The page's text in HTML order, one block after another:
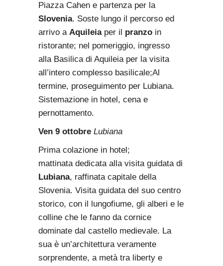
Piazza Cahen e partenza per la
Slovenia. Soste lungo il percorso ed
arrivo a Aquileia per il pranzo in
ristorante; nel pomeriggio, ingresso
alla Basilica di Aquileia per la visita
all’intero complesso basilicale;Al
termine, proseguimento per Lubiana.
Sistemazione in hotel, cena e
pernottamento.
Ven 9 ottobre Lubiana
Prima colazione in hotel;
mattinata dedicata alla visita guidata di
Lubiana, raffinata capitale della
Slovenia. Visita guidata del suo centro
storico, con il lungofiume, gli alberi e le
colline che le fanno da cornice
dominate dal castello medievale. La
sua è un’architettura veramente
sorprendente, a metà tra liberty e